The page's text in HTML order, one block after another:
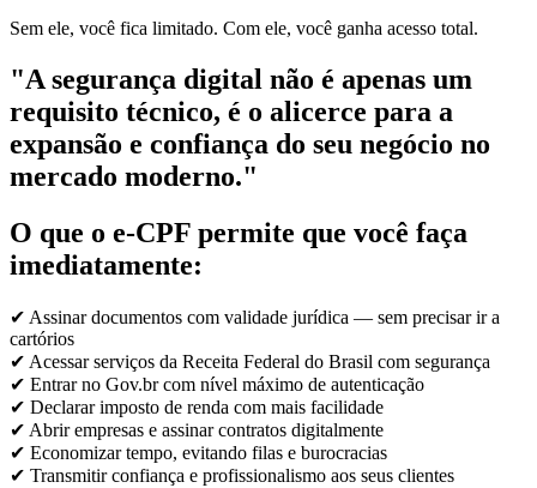
Sem ele, você fica limitado. Com ele, você ganha acesso total.
"A segurança digital não é apenas um
requisito técnico, é o alicerce para a
expansão e confiança do seu negócio no
mercado moderno."
O que o e-CPF permite que você faça
imediatamente:
✔ Assinar documentos com validade jurídica — sem precisar ir a
cartórios
✔ Acessar serviços da Receita Federal do Brasil com segurança
✔ Entrar no Gov.br com nível máximo de autenticação
✔ Declarar imposto de renda com mais facilidade
✔ Abrir empresas e assinar contratos digitalmente
✔ Economizar tempo, evitando filas e burocracias
✔ Transmitir confiança e profissionalismo aos seus clientes